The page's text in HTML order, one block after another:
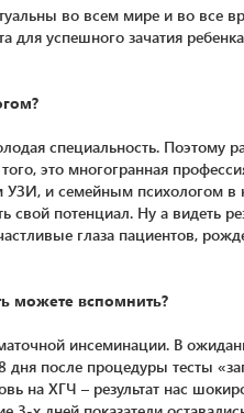
во всем мире и во все
для успешного зачатия
специальность. Поэтому
это многогранная
и семейным психологом в
свой потенциал. Ну а видеть
глаза пациентов,
можете вспомнить?
инсеминации. В
дня после процедуры тесты
на ХГЧ – результат нас